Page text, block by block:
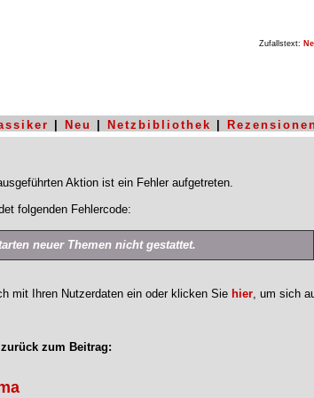
Zufallstext:
Neu Netzbibliothek
Aktion ist ein Fehler aufgetreten.
folgenden Fehlercode:
neuer Themen nicht gestattet.
mit Ihren Nutzerdaten ein oder klicken Sie hier, um sich
zum Beitrag: